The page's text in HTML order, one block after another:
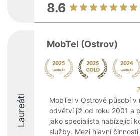
8.6
Laureáti
MobTel (Ostrov)
MobTel v Ostrově působí v
odvětví již od roku 2001 a
jako specialista nabízející
služby. Mezi hlavní